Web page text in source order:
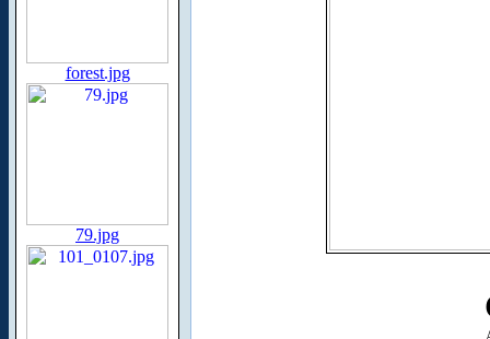
forest.jpg
79.jpg